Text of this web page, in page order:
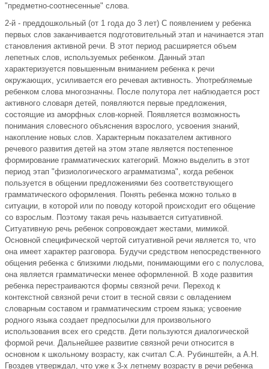
"предметно-соотнесенные" слова.
2-й - преддошкольный (от 1 года до 3 лет) С появлением у ребенка
первых слов заканчивается подготовительный этап и начинается этап
становления активной речи. В этот период расширяется объем
лепетных слов, используемых ребенком. Данный этап
характеризуется повышенным вниманием ребенка к речи
окружающих, усиливается его речевая активность. Употребляемые
ребенком слова многозначны. После полутора лет наблюдается рост
активного словаря детей, появляются первые предложения,
состоящие из аморфных слов-корней. Появляется возможность
понимания словесного объяснения взрослого, усвоения знаний,
накопление новых слов. Характерным показателем активного
речевого развития детей на этом этапе является постепенное
формирование грамматических категорий. Можно выделить в этот
период этап "физиологического аграмматизма", когда ребенок
пользуется в общении предложениями без соответствующего
грамматического оформления. Понять ребенка можно только в
ситуации, в которой или по поводу которой происходит его общение
со взрослым. Поэтому такая речь называется ситуативной.
Ситуативную речь ребенок сопровождает жестами, мимикой.
Основной специфической чертой ситуативной речи является то, что
она имеет характер разговора. Будучи средством непосредственного
общения ребенка с близкими людьми, понимающими его с полуслова,
она является грамматически менее оформленной. В ходе развития
ребенка перестраиваются формы связной речи. Переход к
контекстной связной речи стоит в тесной связи с овладением
словарным составом и грамматическим строем языка; усвоение
родного языка создает предпосылки для произвольного
использования всех его средств. Дети пользуются диалогической
формой речи. Дальнейшее развитие связной речи относится в
основном к школьному возрасту, как считал С.А. Рубинштейн, а А.Н.
Гвоздев утверждал, что уже к 3-х летнему возрасту в речи ребенка